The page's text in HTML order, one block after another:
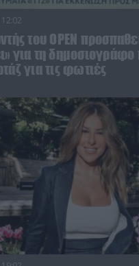
του OPEN
για τη
για τις φωτιές